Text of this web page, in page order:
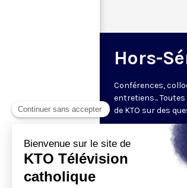
Hors-
Conférences,
entretiens...
de KTO sur des
Visiter la